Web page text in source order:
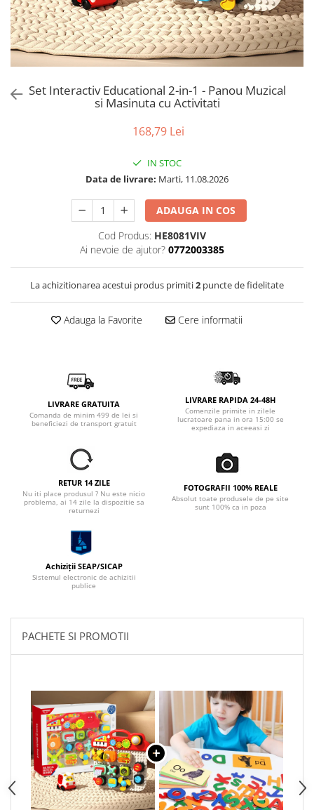
Puzzle
Tablite, Litere si Cifre
Jucarii exterior
Set Interactiv Educational 2-in-1 - Panou Muzical
si Masinuta cu Activitati
168,79 Lei
IN STOC
Data de livrare: Marti, 11.08.2026
ADAUGA IN COS
Cod Produs: HE8081VIV
Ai nevoie de ajutor? 0772003385
La achizitionarea acestui produs primiti2 puncte de fidelitate
Adauga la Favorite Cere informatii
LIVRARE GRATUITA
Comanda de minim 499 de lei si
beneficiezi de transport gratuit
LIVRARE RAPIDA 24-48H
Comenzile primite in zilele
lucratoare pana in ora 15:00 se
expediaza in aceeasi zi
RETUR 14 ZILE
Nu iti place produsul ? Nu este nicio
problema, ai 14 zile la dispozitie sa
returnezi
FOTOGRAFII 100% REALE
Absolut toate produsele de pe site
sunt 100% ca in poza
Achiziții SEAP/SICAP
Sistemul electronic de achizitii
publice
PACHETE SI PROMOTII